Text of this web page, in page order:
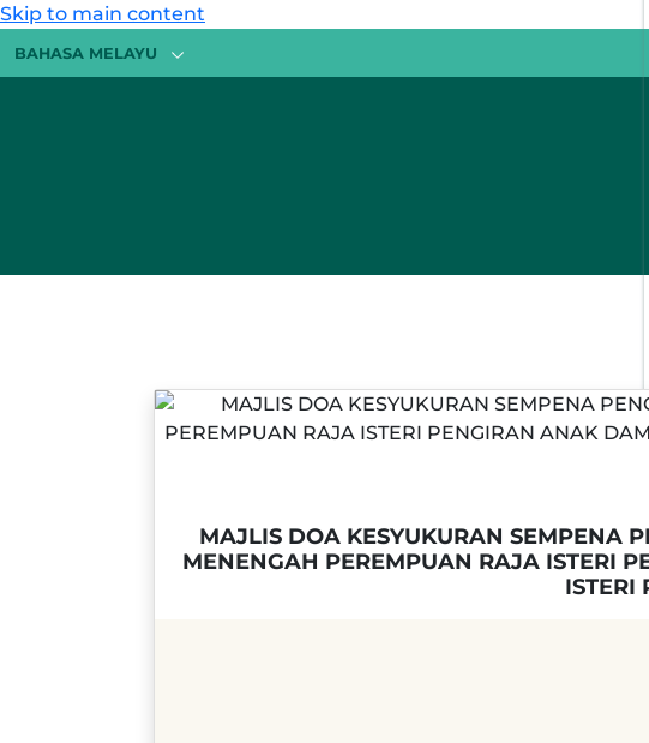
Skip to main content
BAHASA MELAYU
MAJLIS DOA KESYUKURAN SEMPENA
MENENGAH PEREMPUAN RAJA ISTERI
ISTERI